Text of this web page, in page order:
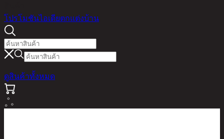
โปรโมชันไอเดียตกแต่งบ้าน
ดูสินค้าทั้งหมด